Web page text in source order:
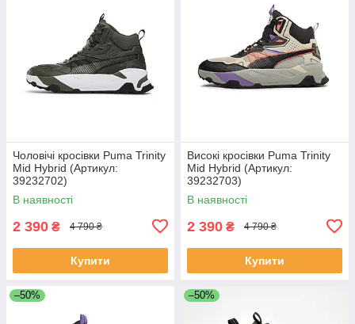
Чоловічі кросівки Puma Trinity
Mid Hybrid (Артикул:
39232702)
В наявності
2 390 ₴ 4 790 ₴
Купити
Високі кросівки Puma Trinity
Mid Hybrid (Артикул:
39232703)
В наявності
2 390 ₴ 4 790 ₴
Купити
–50% –50%